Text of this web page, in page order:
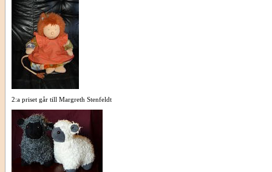
2:a priset går till Margreth Stenfeldt